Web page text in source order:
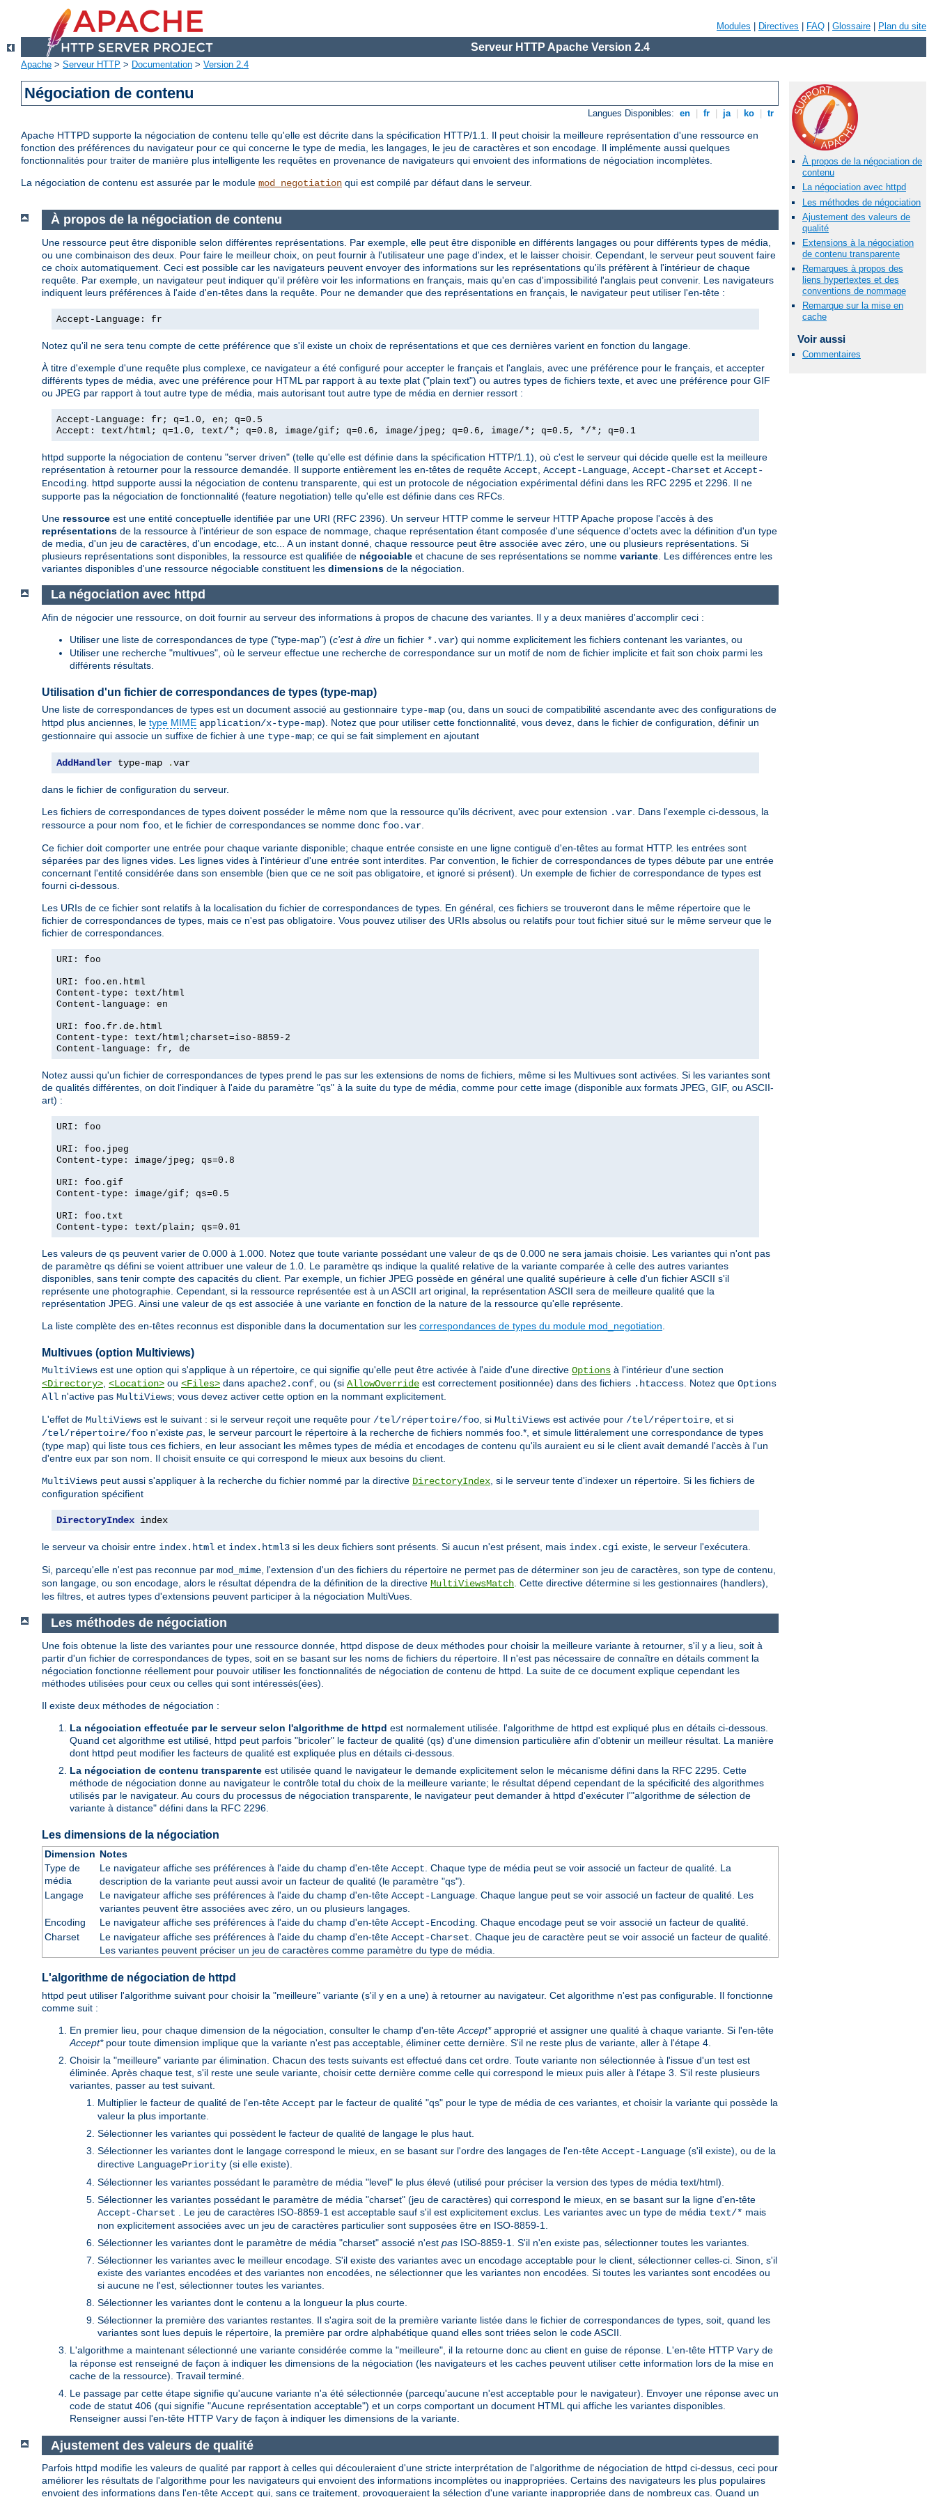
Modules Directives FAQ Glossaire Plan du site
Serveur HTTP Apache Version 2.4
Apache > Serveur HTTP > Documentation > Version 2.4
Négociation de contenu
Langues Disponibles: en fr ja ko tr
Apache HTTPD supporte la négociation de contenu telle qu'elle est décrite dans la spécification HTTP/1.1. Il peut choisir la meilleure représentation d'une ressource en
fonction des préférences du navigateur pour ce qui concerne le type de media, les langages, le jeu de caractères et son encodage. Il implémente aussi quelques
fonctionnalités pour traiter de manière plus intelligente les requêtes en provenance de navigateurs qui envoient des informations de négociation incomplètes.
La négociation de contenu est assurée par le module mod_negotiation qui est compilé par défaut dans le serveur.
À propos de la négociation de
contenu
La négociation avec httpd
Les méthodes de négociation
Ajustement des valeurs de
qualité
Extensions à la négociation
de contenu transparente
Remarques à propos des
liens hypertextes et des
conventions de nommage
Remarque sur la mise en
cache
Voir aussi
Commentaires
À propos de la négociation de contenu
Une ressource peut être disponible selon différentes représentations. Par exemple, elle peut être disponible en différents langages ou pour différents types de média,
ou une combinaison des deux. Pour faire le meilleur choix, on peut fournir à l'utilisateur une page d'index, et le laisser choisir. Cependant, le serveur peut souvent faire
ce choix automatiquement. Ceci est possible car les navigateurs peuvent envoyer des informations sur les représentations qu'ils préfèrent à l'intérieur de chaque
requête. Par exemple, un navigateur peut indiquer qu'il préfère voir les informations en français, mais qu'en cas d'impossibilité l'anglais peut convenir. Les navigateurs
indiquent leurs préférences à l'aide d'en-têtes dans la requête. Pour ne demander que des représentations en français, le navigateur peut utiliser l'en-tête :
Accept-Language: fr
Notez qu'il ne sera tenu compte de cette préférence que s'il existe un choix de représentations et que ces dernières varient en fonction du langage.
À titre d'exemple d'une requête plus complexe, ce navigateur a été configuré pour accepter le français et l'anglais, avec une préférence pour le français, et accepter
différents types de média, avec une préférence pour HTML par rapport à au texte plat ("plain text") ou autres types de fichiers texte, et avec une préférence pour GIF
ou JPEG par rapport à tout autre type de média, mais autorisant tout autre type de média en dernier ressort :
Accept-Language: fr; q=1.0, en; q=0.5
Accept: text/html; q=1.0, text/*; q=0.8, image/gif; q=0.6, image/jpeg; q=0.6, image/*; q=0.5, */*; q=0.1
httpd supporte la négociation de contenu "server driven" (telle qu'elle est définie dans la spécification HTTP/1.1), où c'est le serveur qui décide quelle est la meilleure
représentation à retourner pour la ressource demandée. Il supporte entièrement les en-têtes de requête Accept Accept-Language Accept-Charset et Accept-
Encoding . httpd supporte aussi la négociation de contenu transparente, qui est un protocole de négociation expérimental défini dans les RFC 2295 et 2296. Il ne
supporte pas la négociation de fonctionnalité (feature negotiation) telle qu'elle est définie dans ces RFCs.
Une ressource est une entité conceptuelle identifiée par une URI (RFC 2396). Un serveur HTTP comme le serveur HTTP Apache propose l'accès à des
représentations de la ressource à l'intérieur de son espace de nommage, chaque représentation étant composée d'une séquence d'octets avec la définition d'un type
de media, d'un jeu de caractères, d'un encodage, etc... A un instant donné, chaque ressource peut être associée avec zéro, une ou plusieurs représentations. Si
plusieurs représentations sont disponibles, la ressource est qualifiée de négociable et chacune de ses représentations se nomme variante . Les différences entre les
variantes disponibles d'une ressource négociable constituent les dimensions de la négociation.
La négociation avec httpd
Afin de négocier une ressource, on doit fournir au serveur des informations à propos de chacune des variantes. Il y a deux manières d'accomplir ceci :
Utiliser une liste de correspondances de type ("type-map") (c'est à dire un fichier *.var) qui nomme explicitement les fichiers contenant les variantes, ou
Utiliser une recherche "multivues", où le serveur effectue une recherche de correspondance sur un motif de nom de fichier implicite et fait son choix parmi les
différents résultats.
Utilisation d'un fichier de correspondances de types (type-map)
Une liste de correspondances de types est un document associé au gestionnaire type-map (ou, dans un souci de compatibilité ascendante avec des configurations de
httpd plus anciennes, le type MIME application/x-type-map). Notez que pour utiliser cette fonctionnalité, vous devez, dans le fichier de configuration, définir un
gestionnaire qui associe un suffixe de fichier à une type-map; ce qui se fait simplement en ajoutant
AddHandler type-map .var
dans le fichier de configuration du serveur.
Les fichiers de correspondances de types doivent posséder le même nom que la ressource qu'ils décrivent, avec pour extension .var. Dans l'exemple ci-dessous, la
ressource a pour nom foo, et le fichier de correspondances se nomme donc foo.var.
Ce fichier doit comporter une entrée pour chaque variante disponible; chaque entrée consiste en une ligne contiguë d'en-têtes au format HTTP. les entrées sont
séparées par des lignes vides. Les lignes vides à l'intérieur d'une entrée sont interdites. Par convention, le fichier de correspondances de types débute par une entrée
concernant l'entité considérée dans son ensemble (bien que ce ne soit pas obligatoire, et ignoré si présent). Un exemple de fichier de correspondance de types est
fourni ci-dessous.
Les URIs de ce fichier sont relatifs à la localisation du fichier de correspondances de types. En général, ces fichiers se trouveront dans le même répertoire que le
fichier de correspondances de types, mais ce n'est pas obligatoire. Vous pouvez utiliser des URIs absolus ou relatifs pour tout fichier situé sur le même serveur que le
fichier de correspondances.
URI: foo
URI: foo.en.html
Content-type: text/html
Content-language: en
URI: foo.fr.de.html
Content-type: text/html;charset=iso-8859-2
Content-language: fr, de
Notez aussi qu'un fichier de correspondances de types prend le pas sur les extensions de noms de fichiers, même si les Multivues sont activées. Si les variantes sont
de qualités différentes, on doit l'indiquer à l'aide du paramètre "qs" à la suite du type de média, comme pour cette image (disponible aux formats JPEG, GIF, ou ASCII-
art) :
URI: foo
URI: foo.jpeg
Content-type: image/jpeg; qs=0.8
URI: foo.gif
Content-type: image/gif; qs=0.5
URI: foo.txt
Content-type: text/plain; qs=0.01
Les valeurs de qs peuvent varier de 0.000 à 1.000. Notez que toute variante possédant une valeur de qs de 0.000 ne sera jamais choisie. Les variantes qui n'ont pas
de paramètre qs défini se voient attribuer une valeur de 1.0. Le paramètre qs indique la qualité relative de la variante comparée à celle des autres variantes
disponibles, sans tenir compte des capacités du client. Par exemple, un fichier JPEG possède en général une qualité supérieure à celle d'un fichier ASCII s'il
représente une photographie. Cependant, si la ressource représentée est à un ASCII art original, la représentation ASCII sera de meilleure qualité que la
représentation JPEG. Ainsi une valeur de qs est associée à une variante en fonction de la nature de la ressource qu'elle représente.
La liste complète des en-têtes reconnus est disponible dans la documentation sur les correspondances de types du module mod_negotiation.
Multivues (option Multiviews)
MultiViews est une option qui s'applique à un répertoire, ce qui signifie qu'elle peut être activée à l'aide d'une directive Options à l'intérieur d'une section
<Directory>, <Location> ou <Files> dans apache2.conf, ou (si AllowOverride est correctement positionnée) dans des fichiers .htaccess. Notez que Options
All n'active pas MultiViews; vous devez activer cette option en la nommant explicitement.
L'effet de MultiViews est le suivant : si le serveur reçoit une requête pour /tel/répertoire/foo, si MultiViews est activée pour /tel/répertoire, et si
/tel/répertoire/foo n'existe pas, le serveur parcourt le répertoire à la recherche de fichiers nommés foo.*, et simule littéralement une correspondance de types
(type map) qui liste tous ces fichiers, en leur associant les mêmes types de média et encodages de contenu qu'ils auraient eu si le client avait demandé l'accès à l'un
d'entre eux par son nom. Il choisit ensuite ce qui correspond le mieux aux besoins du client.
MultiViews peut aussi s'appliquer à la recherche du fichier nommé par la directive DirectoryIndex, si le serveur tente d'indexer un répertoire. Si les fichiers de
configuration spécifient
DirectoryIndex index
le serveur va choisir entre index.html et index.html3 si les deux fichiers sont présents. Si aucun n'est présent, mais index.cgi existe, le serveur l'exécutera.
Si, parcequ'elle n'est pas reconnue par mod_mime, l'extension d'un des fichiers du répertoire ne permet pas de déterminer son jeu de caractères, son type de contenu,
son langage, ou son encodage, alors le résultat dépendra de la définition de la directive MultiViewsMatch. Cette directive détermine si les gestionnaires (handlers),
les filtres, et autres types d'extensions peuvent participer à la négociation MultiVues.
Les méthodes de négociation
Une fois obtenue la liste des variantes pour une ressource donnée, httpd dispose de deux méthodes pour choisir la meilleure variante à retourner, s'il y a lieu, soit à
partir d'un fichier de correspondances de types, soit en se basant sur les noms de fichiers du répertoire. Il n'est pas nécessaire de connaître en détails comment la
négociation fonctionne réellement pour pouvoir utiliser les fonctionnalités de négociation de contenu de httpd. La suite de ce document explique cependant les
méthodes utilisées pour ceux ou celles qui sont intéressés(ées).
Il existe deux méthodes de négociation :
La négociation effectuée par le serveur selon l'algorithme de httpd est normalement utilisée. l'algorithme de httpd est expliqué plus en détails ci-dessous.
Quand cet algorithme est utilisé, httpd peut parfois "bricoler" le facteur de qualité (qs) d'une dimension particulière afin d'obtenir un meilleur résultat. La manière
dont httpd peut modifier les facteurs de qualité est expliquée plus en détails ci-dessous.
La négociation de contenu transparente est utilisée quand le navigateur le demande explicitement selon le mécanisme défini dans la RFC 2295. Cette
méthode de négociation donne au navigateur le contrôle total du choix de la meilleure variante; le résultat dépend cependant de la spécificité des algorithmes
utilisés par le navigateur. Au cours du processus de négociation transparente, le navigateur peut demander à httpd d'exécuter l'"algorithme de sélection de
variante à distance" défini dans la RFC 2296.
Les dimensions de la négociation
Dimension Notes
Type de
média
Le navigateur affiche ses préférences à l'aide du champ d'en-tête Accept . Chaque type de média peut se voir associé un facteur de qualité. La
description de la variante peut aussi avoir un facteur de qualité (le paramètre "qs").
Langage
Le navigateur affiche ses préférences à l'aide du champ d'en-tête Accept-Language. Chaque langue peut se voir associé un facteur de qualité. Les
variantes peuvent être associées avec zéro, un ou plusieurs langages.
Encoding
Le navigateur affiche ses préférences à l'aide du champ d'en-tête Accept-Encoding. Chaque encodage peut se voir associé un facteur de qualité.
Charset
Le navigateur affiche ses préférences à l'aide du champ d'en-tête Accept-Charset . Chaque jeu de caractère peut se voir associé un facteur de qualité.
Les variantes peuvent préciser un jeu de caractères comme paramètre du type de média.
L'algorithme de négociation de httpd
httpd peut utiliser l'algorithme suivant pour choisir la "meilleure" variante (s'il y en a une) à retourner au navigateur. Cet algorithme n'est pas configurable. Il fonctionne
comme suit :
En premier lieu, pour chaque dimension de la négociation, consulter le champ d'en-tête Accept*approprié et assigner une qualité à chaque variante. Si l'en-tête
Accept*pour toute dimension implique que la variante n'est pas acceptable, éliminer cette dernière. S'il ne reste plus de variante, aller à l'étape 4.
Choisir la "meilleure" variante par élimination. Chacun des tests suivants est effectué dans cet ordre. Toute variante non sélectionnée à l'issue d'un test est
éliminée. Après chaque test, s'il reste une seule variante, choisir cette dernière comme celle qui correspond le mieux puis aller à l'étape 3. S'il reste plusieurs
variantes, passer au test suivant.
Multiplier le facteur de qualité de l'en-tête Accept par le facteur de qualité "qs" pour le type de média de ces variantes, et choisir la variante qui possède la
valeur la plus importante.
Sélectionner les variantes qui possèdent le facteur de qualité de langage le plus haut.
Sélectionner les variantes dont le langage correspond le mieux, en se basant sur l'ordre des langages de l'en-tête Accept-Language (s'il existe), ou de la
directive LanguagePriority (si elle existe).
Sélectionner les variantes possédant le paramètre de média "level" le plus élevé (utilisé pour préciser la version des types de média text/html).
Sélectionner les variantes possédant le paramètre de média "charset" (jeu de caractères) qui correspond le mieux, en se basant sur la ligne d'en-tête
Accept-Charset . Le jeu de caractères ISO-8859-1 est acceptable sauf s'il est explicitement exclus. Les variantes avec un type de média text/* mais
non explicitement associées avec un jeu de caractères particulier sont supposées être en ISO-8859-1.
Sélectionner les variantes dont le paramètre de média "charset" associé n'est pas ISO-8859-1. S'il n'en existe pas, sélectionner toutes les variantes.
Sélectionner les variantes avec le meilleur encodage. S'il existe des variantes avec un encodage acceptable pour le client, sélectionner celles-ci. Sinon, s'il
existe des variantes encodées et des variantes non encodées, ne sélectionner que les variantes non encodées. Si toutes les variantes sont encodées ou
si aucune ne l'est, sélectionner toutes les variantes.
Sélectionner les variantes dont le contenu a la longueur la plus courte.
Sélectionner la première des variantes restantes. Il s'agira soit de la première variante listée dans le fichier de correspondances de types, soit, quand les
variantes sont lues depuis le répertoire, la première par ordre alphabétique quand elles sont triées selon le code ASCII.
L'algorithme a maintenant sélectionné une variante considérée comme la "meilleure", il la retourne donc au client en guise de réponse. L'en-tête HTTP Vary de
la réponse est renseigné de façon à indiquer les dimensions de la négociation (les navigateurs et les caches peuvent utiliser cette information lors de la mise en
cache de la ressource). Travail terminé.
Le passage par cette étape signifie qu'aucune variante n'a été sélectionnée (parcequ'aucune n'est acceptable pour le navigateur). Envoyer une réponse avec un
code de statut 406 (qui signifie "Aucune représentation acceptable") et un corps comportant un document HTML qui affiche les variantes disponibles.
Renseigner aussi l'en-tête HTTP Vary de façon à indiquer les dimensions de la variante.
Ajustement des valeurs de qualité
Parfois httpd modifie les valeurs de qualité par rapport à celles qui découleraient d'une stricte interprétation de l'algorithme de négociation de httpd ci-dessus, ceci pour
améliorer les résultats de l'algorithme pour les navigateurs qui envoient des informations incomplètes ou inappropriées. Certains des navigateurs les plus populaires
envoient des informations dans l'en-tête Accept qui, sans ce traitement, provoqueraient la sélection d'une variante inappropriée dans de nombreux cas. Quand un